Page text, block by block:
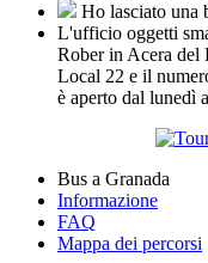
Ho lasciato una
L'ufficio oggetti
Rober in Acera del
Local 22 e il
è aperto dal lunedì
Bus a Granada
Informazione
FAQ
Mappa dei percorsi